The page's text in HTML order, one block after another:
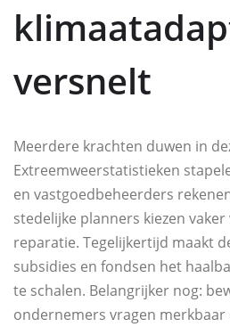
versnelt
Meerdere krachten duwen in
Extreemweerstatistieken
en vastgoedbeheerders
stedelijke planners kiezen
reparatie. Tegelijkertijd maakt
subsidies en fondsen het
te schalen. Belangrijker nog:
ondernemers vragen merkbaar